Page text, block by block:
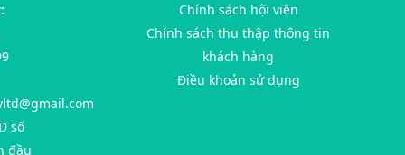
số
đầu
Chính sách hội viên
Chính sách thu thập thông tin
khách hàng
Điều khoản sử dụng